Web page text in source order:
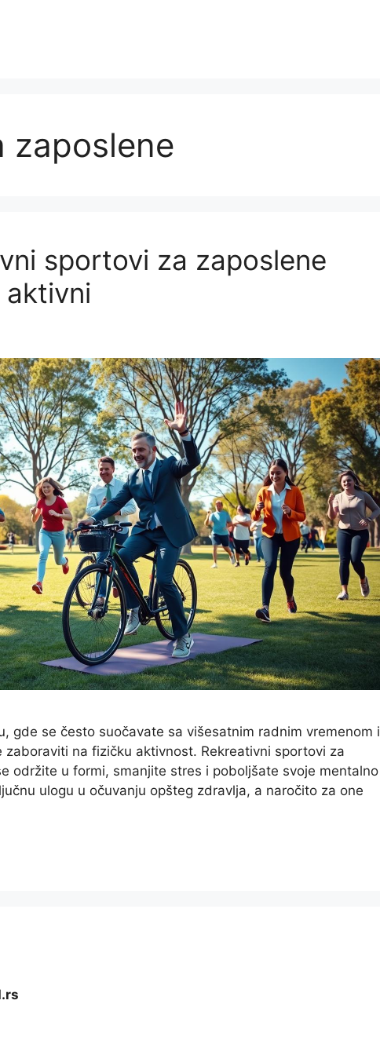
zaposlene
sportovi za zaposlene
aktivni
gde se često suočavate sa višesatnim radnim vremenom i
na fizičku aktivnost. Rekreativni sportovi za
održite u formi, smanjite stres i poboljšate svoje mentalno
ulogu u očuvanju opšteg zdravlja, a naročito za one